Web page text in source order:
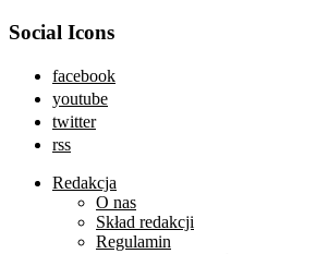
Social Icons
facebook
youtube
twitter
rss
Redakcja
O nas
Skład redakcji
Regulamin